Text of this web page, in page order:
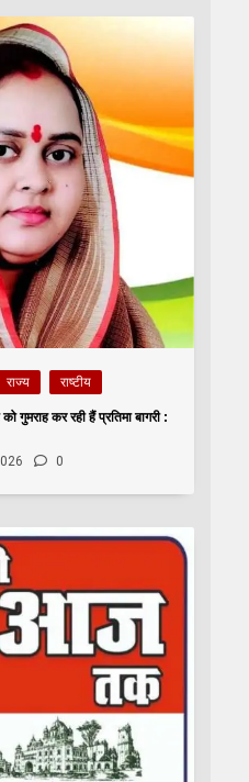
राज्य राष्टीय
कर रही हैं प्रतिमा बागरी :
0